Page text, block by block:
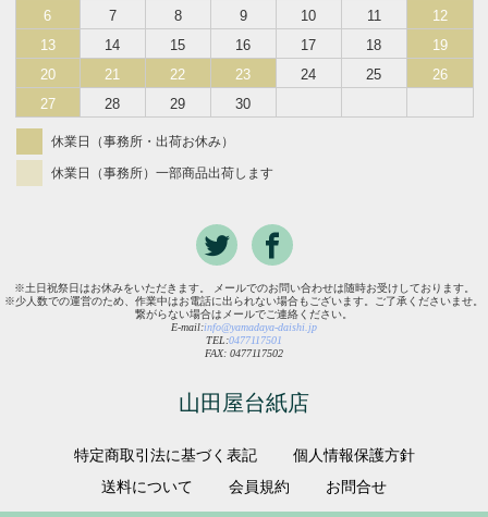
6
7 8 9 10 11
12
13
14 15 16 17 18
19
20
21 22 23 24 25
26
27
28 29 30
休業日（事務所・出荷お休み）
休業日（事務所）一部商品出荷します
※土日祝祭日はお休みをいただきます。 メールでのお問い合わせは随時お受けしております。
※少人数での運営のため、作業中はお電話に出られない場合もございます。ご了承くださいませ。
繋がらない場合はメールでご連絡ください。
E-mail:info@yamadaya-daishi.jp
TEL:0477117501
FAX: 0477117502
山田屋台紙店
特定商取引法に基づく表記
個人情報保護方針
送料について
会員規約 お問合せ